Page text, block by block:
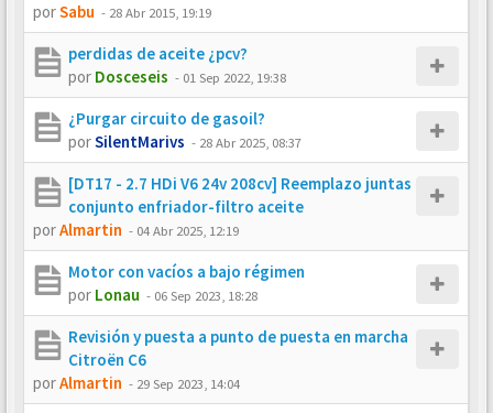
porSabu - 28 Abr 2015, 19:19
perdidas de aceite ¿pcv?
por Dosceseis - 01 Sep 2022, 19:38
¿Purgar circuito de gasoil?
porSilentMarivs - 28 Abr 2025, 08:37
[DT17 - 2.7 HDi V6 24v 208cv] Reemplazo juntas
conjunto enfriador-filtro aceite
porAlmartin - 04 Abr 2025, 12:19
Motor con vacíos a bajo régimen
por Lonau - 06 Sep 2023, 18:28
Revisión y puesta a punto de puesta en marcha
Citroën C6
porAlmartin - 29 Sep 2023, 14:04